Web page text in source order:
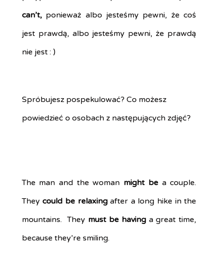
can’t, ponieważ albo jesteśmy pewni, że coś
jest prawdą, albo jesteśmy pewni, że prawdą
nie jest : )
Spróbujesz pospekulować? Co możesz
powiedzieć o osobach z następujących zdjęć?
The man and the woman might bea couple.
Theycould be relaxingafter a long hike in the
mountains. They must be havinga great time,
because they’re smiling.